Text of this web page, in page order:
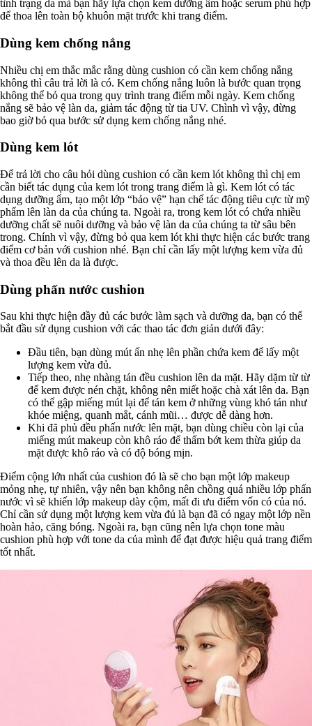
tình trạng da mà bạn hãy lựa chọn kem dưỡng ẩm hoặc serum phù hợp
để thoa lên toàn bộ khuôn mặt trước khi trang điểm.
Dùng kem chống nắng
Nhiều chị em thắc mắc rằng dùng cushion có cần kem chống nắng
không thì câu trả lời là có. Kem chống nắng luôn là bước quan trọng
không thể bỏ qua trong quy trình trang điểm mỗi ngày. Kem chống
nắng sẽ bảo vệ làn da, giảm tác động từ tia UV. Chình vì vậy, đừng
bao giờ bỏ qua bước sử dụng kem chống nắng nhé.
Dùng kem lót
Để trả lời cho câu hỏi dùng cushion có cần kem lót không thì chị em
cần biết tác dụng của kem lót trong trang điểm là gì. Kem lót có tác
dụng dưỡng ẩm, tạo một lớp “bảo vệ” hạn chế tác động tiêu cực từ mỹ
phẩm lên làn da của chúng ta. Ngoài ra, trong kem lót có chứa nhiều
dưỡng chất sẽ nuôi dưỡng và bảo vệ làn da của chúng ta từ sâu bên
trong. Chính vì vậy, đừng bỏ qua kem lót khi thực hiện các bước trang
điểm cơ bản với cushion nhé. Bạn chỉ cần lấy một lượng kem vừa đủ
và thoa đều lên da là được.
Dùng phấn nước cushion
Sau khi thực hiện đầy đủ các bước làm sạch và dưỡng da, bạn có thể
bắt đầu sử dụng cushion với các thao tác đơn giản dưới đây:
Đầu tiên, bạn dùng mút ấn nhẹ lên phần chứa kem để lấy một
lượng kem vừa đủ.
Tiếp theo, nhẹ nhàng tán đều cushion lên da mặt. Hãy dặm từ từ
để kem được nén chặt, không nên miết hoặc chà xát lên da. Bạn
có thể gập miếng mút lại để tán kem ở những vùng khó tán như
khóe miệng, quanh mắt, cánh mũi… được dễ dàng hơn.
Khi đã phủ đều phấn nước lên mặt, bạn dùng chiều còn lại của
miếng mút makeup còn khô ráo để thấm bớt kem thừa giúp da
mặt được khô ráo và có độ bóng mịn.
Điểm cộng lớn nhất của cushion đó là sẽ cho bạn một lớp makeup
mỏng nhẹ, tự nhiên, vậy nên bạn không nên chồng quá nhiều lớp phấn
nước vì sẽ khiến lớp makeup dày cộm, mất đi ưu điểm vốn có của nó.
Chỉ cần sử dụng một lượng kem vừa đủ là bạn đã có ngay một lớp nền
hoàn hảo, căng bóng. Ngoài ra, bạn cũng nên lựa chọn tone màu
cushion phù hợp với tone da của mình để đạt được hiệu quả trang điểm
tốt nhất.